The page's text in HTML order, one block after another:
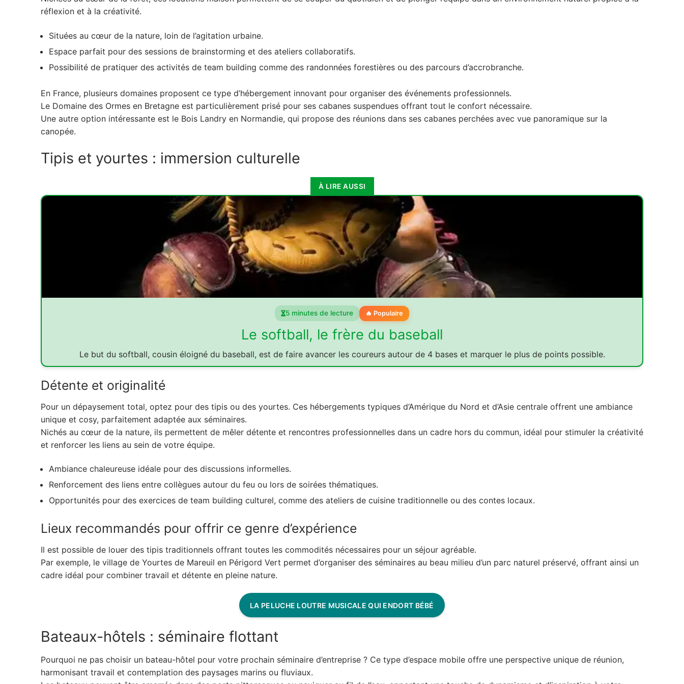
3. Bateaux-hôtels : séminaire flottant
4.1. Un séminaire au cœur de la roche
5.1. Modernité et inspiration high-tech
5.2. Centres et complexes intéressants
réflexion et à la créativité.
Situées au cœur de la nature, loin de l’agitation urbaine.
Espace parfait pour des sessions de brainstorming et des ateliers collaboratifs.
Possibilité de pratiquer des activités de team building comme des randonnées forestières ou des parcours d’accrobranche.
En France, plusieurs domaines proposent ce type d’hébergement innovant pour organiser des événements professionnels.
Le Domaine des Ormes en Bretagne est particulièrement prisé pour ses cabanes suspendues offrant tout le confort nécessaire.
Une autre option intéressante est le Bois Landry en Normandie, qui propose des réunions dans ses cabanes perchées avec vue panoramique sur la
canopée.
Tipis et yourtes : immersion culturelle
À LIRE AUSSI
5 minutes de lecture 🔥 Populaire
Le softball, le frère du baseball
Le but du softball, cousin éloigné du baseball, est de faire avancer les coureurs autour de 4 bases et marquer le plus de points possible.
Détente et originalité
Pour un dépaysement total, optez pour des tipis ou des yourtes. Ces hébergements typiques d’Amérique du Nord et d’Asie centrale offrent une ambiance
unique et cosy, parfaitement adaptée aux séminaires.
Nichés au cœur de la nature, ils permettent de mêler détente et rencontres professionnelles dans un cadre hors du commun, idéal pour stimuler la créativité
et renforcer les liens au sein de votre équipe.
Ambiance chaleureuse idéale pour des discussions informelles.
Renforcement des liens entre collègues autour du feu ou lors de soirées thématiques.
Opportunités pour des exercices de team building culturel, comme des ateliers de cuisine traditionnelle ou des contes locaux.
Lieux recommandés pour offrir ce genre d’expérience
Il est possible de louer des tipis traditionnels offrant toutes les commodités nécessaires pour un séjour agréable.
Par exemple, le village de Yourtes de Mareuil en Périgord Vert permet d’organiser des séminaires au beau milieu d’un parc naturel préservé, offrant ainsi un
cadre idéal pour combiner travail et détente en pleine nature.
LA PELUCHE LOUTRE MUSICALE QUI ENDORT BÉBÉ
Bateaux-hôtels : séminaire flottant
Pourquoi ne pas choisir un bateau-hôtel pour votre prochain séminaire d’entreprise ? Ce type d’espace mobile offre une perspective unique de réunion,
harmonisant travail et contemplation des paysages marins ou fluviaux.